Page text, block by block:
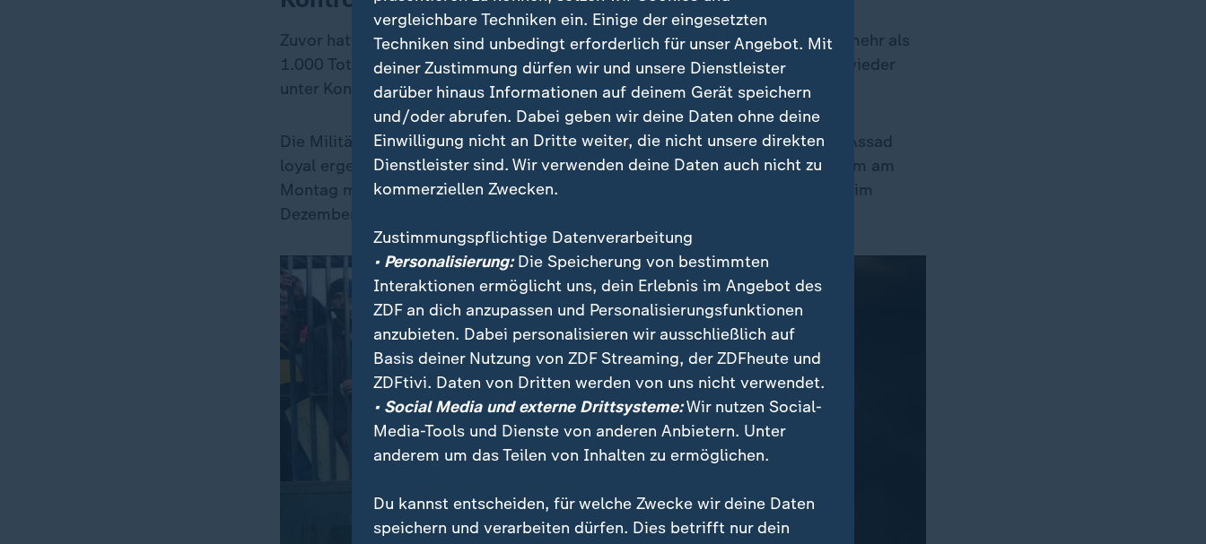
Zuvor hatte die syrische Übergangsregierung nach heftigen Gefechten mit mehr als
1.000 Toten die Lage in der Küstenregion Latakia nach eigener Darstellung wieder
unter Kontrolle gebracht.
Die Militäroperation gegen Aufständische, die dem gestürzten Präsidenten Assad
loyal ergeben waren, sei beendet worden, teilte das Verteidigungsministerium am
Montag mit. Die Gefechte waren die schwersten, seit mit dem Sturz Assads im
Dezember der langjährige Bürgerkrieg in Syrien beendet worden war.
vergleichbare Techniken ein. Einige der eingesetzten
Techniken sind unbedingt erforderlich für unser Angebot. Mit
deiner Zustimmung dürfen wir und unsere Dienstleister
darüber hinaus Informationen auf deinem Gerät speichern
und/oder abrufen. Dabei geben wir deine Daten ohne deine
Einwilligung nicht an Dritte weiter, die nicht unsere direkten
Dienstleister sind. Wir verwenden deine Daten auch nicht zu
kommerziellen Zwecken.
Zustimmungspflichtige Datenverarbeitung
• Personalisierung:Die Speicherung von bestimmten
Interaktionen ermöglicht uns, dein Erlebnis im Angebot des
ZDF an dich anzupassen und Personalisierungsfunktionen
anzubieten. Dabei personalisieren wir ausschließlich auf
Basis deiner Nutzung von ZDF Streaming, der ZDFheute und
ZDFtivi. Daten von Dritten werden von uns nicht verwendet.
• Social Media und externe Drittsysteme:Wir nutzen Social-
Media-Tools und Dienste von anderen Anbietern. Unter
anderem um das Teilen von Inhalten zu ermöglichen.
Du kannst entscheiden, für welche Zwecke wir deine Daten
speichern und verarbeiten dürfen. Dies betrifft nur dein